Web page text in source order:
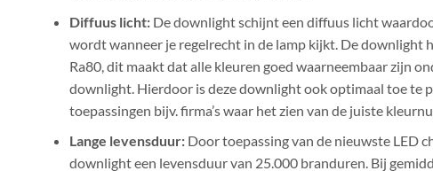
Diffuus licht:De downlight schijnt een diffuus licht
wordt wanneer je regelrecht in de lamp kijkt. De downlight
Ra80, dit maakt dat alle kleuren goed waarneembaar zijn
downlight. Hierdoor is deze downlight ook optimaal toe te
toepassingen bijv. firma’s waar het zien van de juiste
Lange levensduur:Door toepassing van de nieuwste LED
downlight een levensduur van 25.000 branduren. Bij